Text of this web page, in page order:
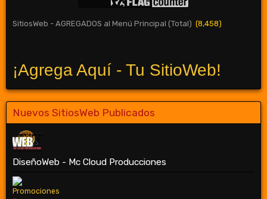
SitiosWeb - AGREGADOS al Menú Principal (Total) (8,458)
¡Agrega Aquí - Tu SitioWeb!
Nuevos SitiosWeb Publicados
DiseñoWeb - Mc Cloud Producciones